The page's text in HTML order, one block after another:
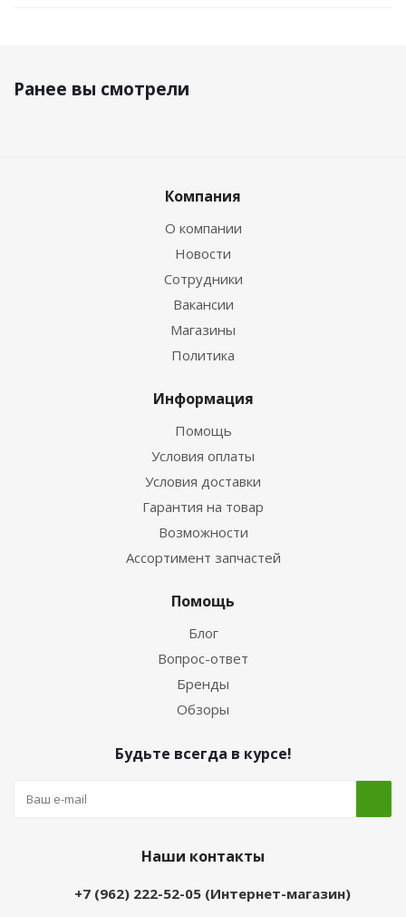
Ранее вы смотрели
Компания
О компании
Новости
Сотрудники
Вакансии
Магазины
Политика
Информация
Помощь
Условия оплаты
Условия доставки
Гарантия на товар
Возможности
Ассортимент запчастей
Помощь
Блог
Вопрос-ответ
Бренды
Обзоры
Будьте всегда в курсе!
Наши контакты
+7 (962) 222-52-05 (Интернет-магазин)